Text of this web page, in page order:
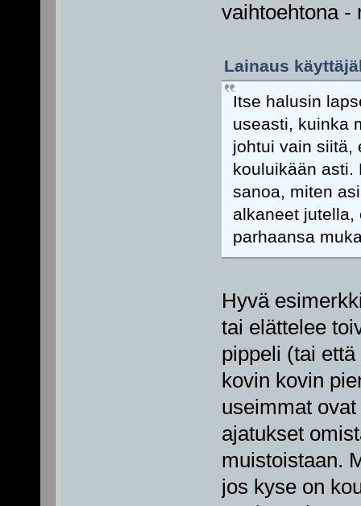
vaihtoehtona -
Lainaus
Itse halusin
useasti, kuinka
johtui vain siitä,
kouluikään asti.
sanoa, miten
alkaneet jutella,
parhaansa
Hyvä
tai elättelee
pippeli (tai
kovin kovin
useimmat
ajatukset
muistoistaan.
jos kyse on